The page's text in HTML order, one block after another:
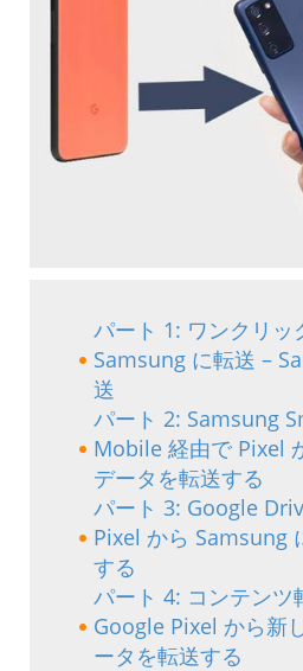
パート 1: ワンクリッ
Samsung に転送 –
送
パート 2: Samsung
Mobile 経由で Pixel
データを転送する
パート 3: Google
Pixel から Samsung
する
パート 4: コンテンツ
Google Pixel から新
ータを転送する